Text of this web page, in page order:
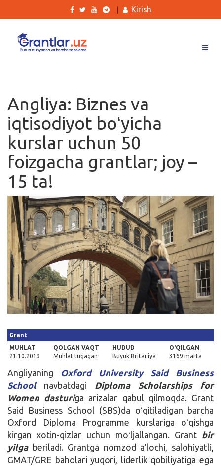
Ishlar
Kurslar
Blog
Yana
Qidirish
Kirish
Kirish
Angliya: Biznes va
iqtisodiyot boʻyicha
kurslar uchun 50
foizgacha grantlar; joy –
15 ta!
Grant
MUHLAT
21.10.2019
QOLGAN VAQT
Muhlat tugagan
HUDUD
Buyuk Britaniya
O'QILGAN
3169 marta
Angliyaning Oxford University Said Business
Schoolnavbatdagi Diploma Scholarships for
Women dasturiga arizalar qabul qilmoqda. Grant
Said Business School (SBS)da oʻqitiladigan barcha
Oxford Diploma Programme kurslariga oʻqishga
kirgan xotin-qizlar uchun moʻljallangan. Grant bir
yilgaberiladi. Grantga nomzod a’lochi, salohiyatli,
GMAT/GRE baholari yuqori, liderlik qobiliyatiga ega